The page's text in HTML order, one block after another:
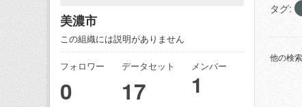
美濃市
この組織には説明がありません
フォロワー
0
データセット
17
メンバー
1
タグ:
他の検